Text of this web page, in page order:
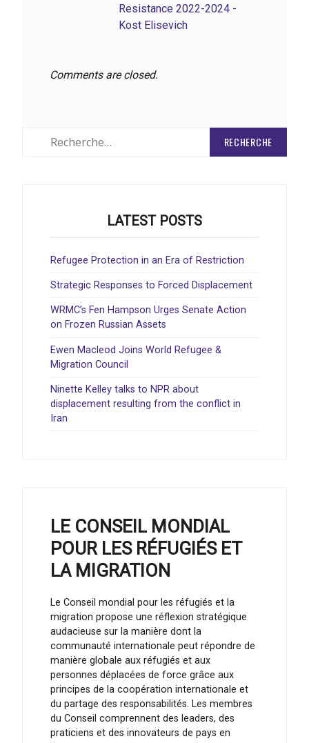
Resistance 2022-2024 -
Kost Elisevich
Comments are closed.
LATEST POSTS
Refugee Protection in an Era of Restriction
Strategic Responses to Forced Displacement
WRMC’s Fen Hampson Urges Senate Action
on Frozen Russian Assets
Ewen Macleod Joins World Refugee &
Migration Council
Ninette Kelley talks to NPR about
displacement resulting from the conflict in
Iran
LE CONSEIL MONDIAL
POUR LES RÉFUGIÉS ET
LA MIGRATION
Le Conseil mondial pour les réfugiés et la
migration propose une réflexion stratégique
audacieuse sur la manière dont la
communauté internationale peut répondre de
manière globale aux réfugiés et aux
personnes déplacées de force grâce aux
principes de la coopération internationale et
du partage des responsabilités. Les membres
du Conseil comprennent des leaders, des
praticiens et des innovateurs de pays en